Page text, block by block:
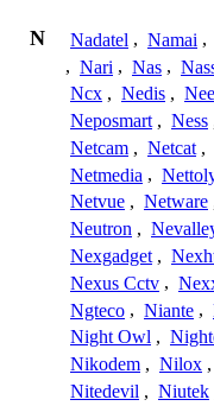
N Nadatel , Namai ,
, Nari , Nas ,
Ncx , Nedis ,
Neposmart , Ness
Netcam , Netcat ,
Netmedia ,
Netvue , Netware
Neutron ,
Nexgadget ,
Nexus Cctv ,
Ngteco , Niante ,
Night Owl ,
Nikodem , Nilox ,
Nitedevil , Niutek